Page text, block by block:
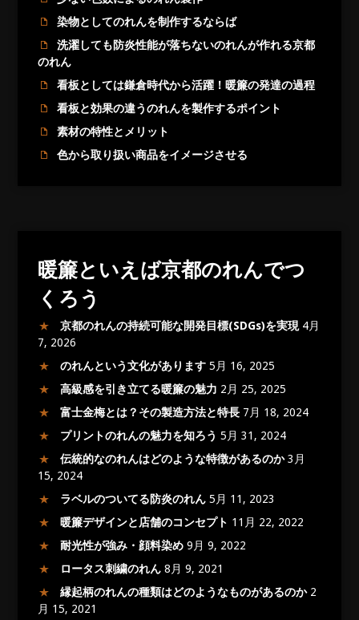
染物としてのれんを制作するならば
洗濯しても防炎性能が落ちないのれんが作れる京都
のれん
看板としては鎌倉時代から活躍！暖簾の発達の過程
看板と効果の違うのれんを製作するポイント
素材の特性とメリット
色から取り扱い商品をイメージさせる
暖簾といえば京都のれんでつ
くろう
京都のれんの持続可能な開発目標(SDGs)を実現 4月
7, 2026
のれんという文化があります 5月 16, 2025
高級感を引き立てる暖簾の魅力 2月 25, 2025
富士金梅とは？その製造方法と特長 7月 18, 2024
プリントのれんの魅力を知ろう 5月 31, 2024
伝統的なのれんはどのような特徴があるのか 3月
15, 2024
ラベルのついてる防炎のれん 5月 11, 2023
暖簾デザインと店舗のコンセプト 11月 22, 2022
耐光性が強み・顔料染め 9月 9, 2022
ロータス刺繍のれん 8月 9, 2021
縁起柄のれんの種類はどのようなものがあるのか 2
月 15, 2021